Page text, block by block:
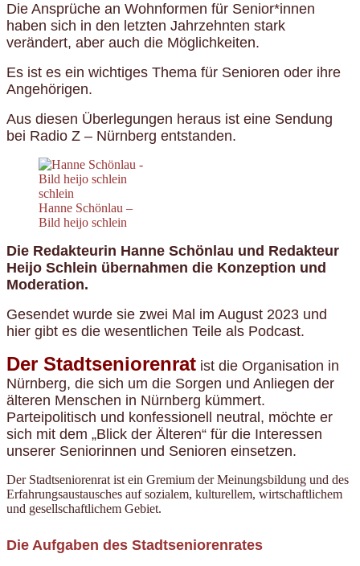
Die Ansprüche an Wohnformen für Senior*innen
haben sich in den letzten Jahrzehnten stark
verändert, aber auch die Möglichkeiten.
Es ist es ein wichtiges Thema für Senioren oder ihre
Angehörigen.
Aus diesen Überlegungen heraus ist eine Sendung
bei Radio Z – Nürnberg entstanden.
Hanne Schönlau –
Bild heijo schlein
Die Redakteurin Hanne Schönlau und Redakteur
Heijo Schlein übernahmen die Konzeption und
Moderation.
Gesendet wurde sie zwei Mal im August 2023 und
hier gibt es die wesentlichen Teile als Podcast.
Der Stadtseniorenrat ist die Organisation in
Nürnberg, die sich um die Sorgen und Anliegen der
älteren Menschen in Nürnberg kümmert.
Parteipolitisch und konfessionell neutral, möchte er
sich mit dem „Blick der Älteren“ für die Interessen
unserer Seniorinnen und Senioren einsetzen.
Der Stadtseniorenrat ist ein Gremium der Meinungsbildung und des
Erfahrungsaustausches auf sozialem, kulturellem, wirtschaftlichem
und gesellschaftlichem Gebiet.
Die Aufgaben des Stadtseniorenrates